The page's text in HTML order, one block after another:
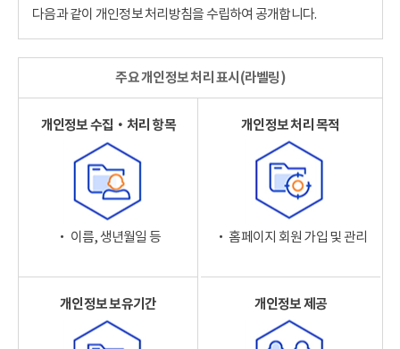
다음과 같이 개인정보 처리방침을 수립하여 공개합니다.
주요 개인정보 처리 표시(라벨링)
개인정보 수집‧처리 항목
‧ 이름, 생년월일 등
개인정보 처리 목적
‧ 홈페이지 회원 가입 및 관리
개인정보 보유기간 개인정보 제공